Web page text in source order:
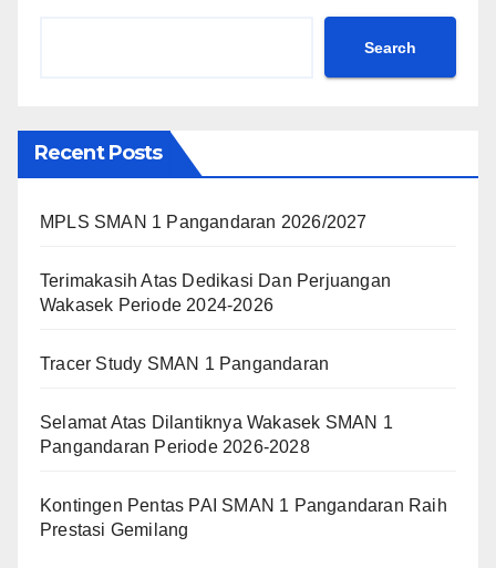
Search
Recent Posts
MPLS SMAN 1 Pangandaran 2026/2027
Terimakasih Atas Dedikasi Dan Perjuangan
Wakasek Periode 2024-2026
Tracer Study SMAN 1 Pangandaran
Selamat Atas Dilantiknya Wakasek SMAN 1
Pangandaran Periode 2026-2028
Kontingen Pentas PAI SMAN 1 Pangandaran Raih
Prestasi Gemilang